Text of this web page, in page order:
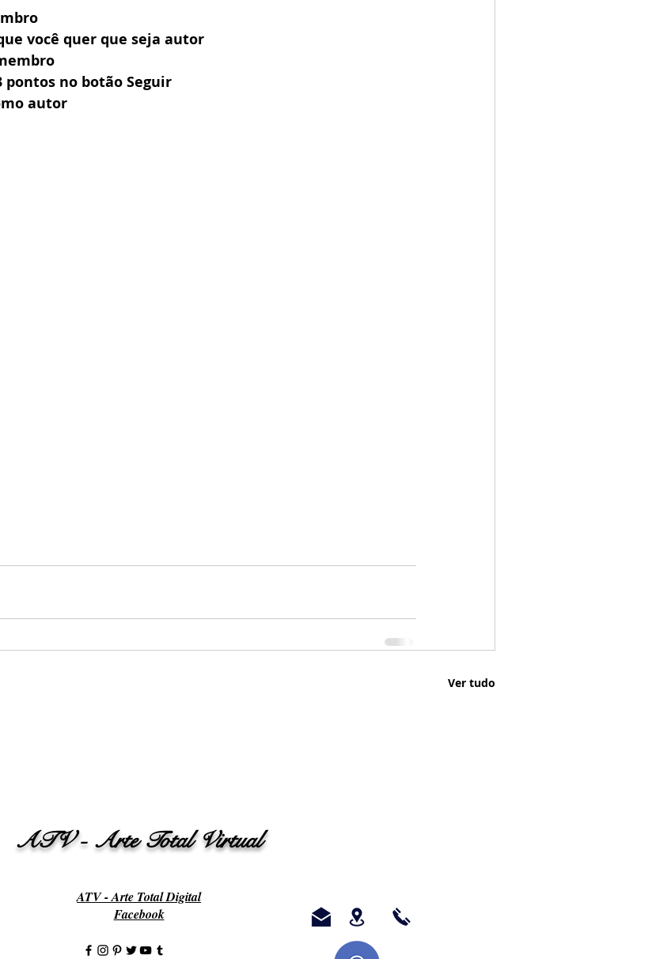
você quer que seja autor
pontos no botão Seguir
autor
Ver tudo
ATV - Arte Total Virtual
ATV - Arte Total Digital
Facebook